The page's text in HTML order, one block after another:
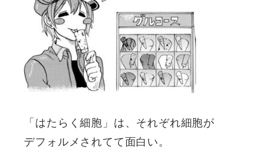
「はたらく細胞」は、それぞれ細胞が
デフォルメされてて面白い。